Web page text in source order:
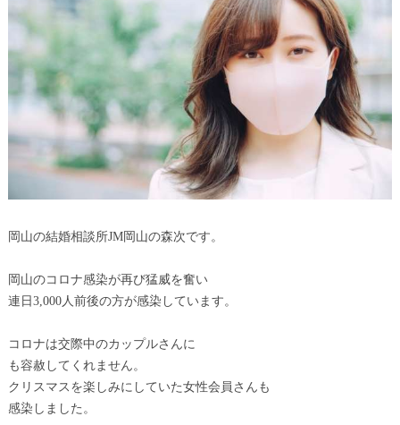
岡山の結婚相談所JM岡山の森次です。
岡山のコロナ感染が再び猛威を奮い
連日3,000人前後の方が感染しています。
コロナは交際中のカップルさんに
も容赦してくれません。
クリスマスを楽しみにしていた女性会員さんも
感染しました。